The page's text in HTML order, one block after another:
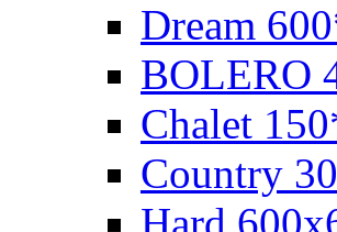
Dream
BOLERO
Chalet
Cоuntry